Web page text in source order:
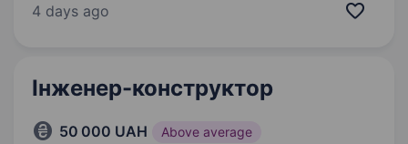
Ми спеціалізуємося на підборі якісного
4 days ago
Інженер-конструктор
50 000 UAH Above average